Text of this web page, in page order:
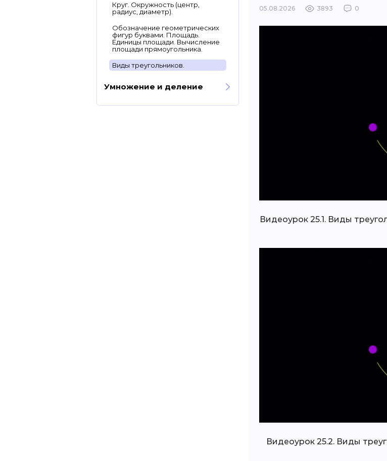
Круг. Окружность (центр,
радиус, диаметр).
Обозначение геометрических
фигур буквами. Площадь.
Единицы площади. Вычисление
площади прямоугольника.
Виды треугольников.
Умножение и деление
05.08.2026 3893 0
Видеоурок 25.1. Виды
Видеоурок 25.2. Виды